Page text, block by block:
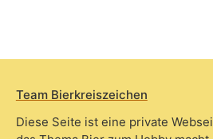
Team Bierkreiszeichen
Diese Seite ist eine private